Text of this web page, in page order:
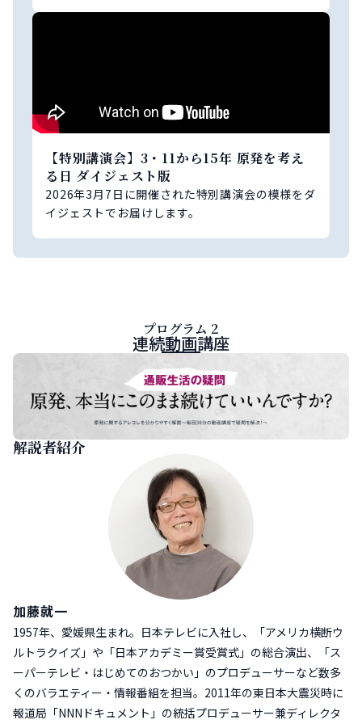
【特別講演会】3・11から15年 原発を考え
る日 ダイジェスト版
2026年3月7日に開催された特別講演会の模様をダ
イジェストでお届けします。
プログラム 2
連続動画講座
解説者紹介
加藤就一
1957年、愛媛県生まれ。日本テレビに入社し、「アメリカ横断ウ
ルトラクイズ」や「日本アカデミー賞受賞式」の総合演出、「ス
ーパーテレビ・はじめてのおつかい」のプロデューサーなど数多
くのバラエティー・情報番組を担当。2011年の東日本大震災時に
報道局「NNNドキュメント」の統括プロデューサー兼ディレクタ